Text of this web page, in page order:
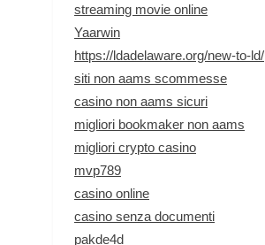
streaming movie online
Yaarwin
https://ldadelaware.org/new-to-ld/
siti non aams scommesse
casino non aams sicuri
migliori bookmaker non aams
migliori crypto casino
mvp789
casino online
casino senza documenti
pakde4d